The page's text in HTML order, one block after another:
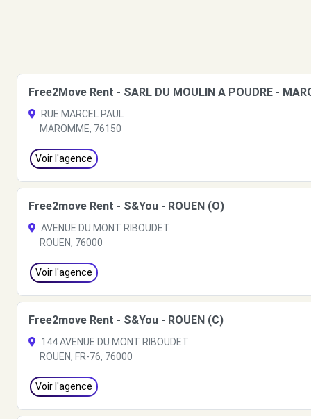
Free2Move Rent - SARL DU MOULIN A POUDRE -
RUE MARCEL PAUL
MAROMME, 76150
Voir l'agence
Free2move Rent - S&You - ROUEN (O)
AVENUE DU MONT RIBOUDET
ROUEN, 76000
Voir l'agence
Free2move Rent - S&You - ROUEN (C)
144 AVENUE DU MONT RIBOUDET
ROUEN, FR-76, 76000
Voir l'agence